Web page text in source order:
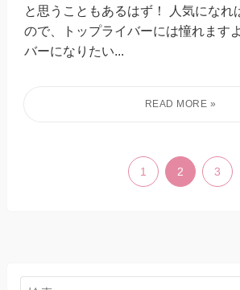
と思うこともあるはず！ 人気になれ
ので、トップライバーには憧れます
バーになりたい...
1 2 3